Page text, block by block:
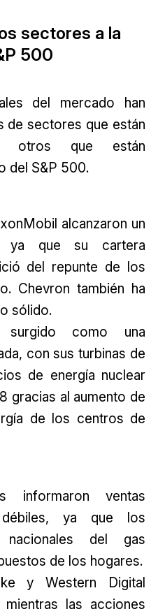
sectores a la
500
del mercado han
de sectores que están
y otros que están
del S&P 500.
alcanzaron un
ya que su cartera
del repunte de los
Chevron también ha
sólido.
como una
con sus turbinas de
de energía nuclear
gracias al aumento de
de los centros de
informaron ventas
ya que los
nacionales del gas
de los hogares.
y Western Digital
las acciones